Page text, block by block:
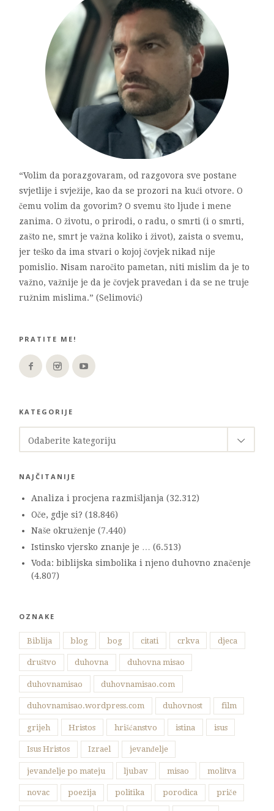
“Volim da porazgovaram, od razgovora sve postane
svjetlije i svježije, kao da se prozori na kući otvore. O
čemu volim da govorim? O svemu što ljude i mene
zanima. O životu, o prirodi, o radu, o smrti (i o smrti,
zašto ne, smrt je važna koliko i život), zaista o svemu,
jer teško da ima stvari o kojoj čovjek nikad nije
pomislio. Nisam naročito pametan, niti mislim da je to
važno, važnije je da je čovjek pravedan i da se ne truje
ružnim mislima.” (Selimović)
PRATITE ME!
KATEGORIJE
Odaberite kategoriju
NAJČITANIJE
Analiza i procjena razmišljanja (32.312)
Oče, gdje si? (18.846)
Naše okruženje (7.440)
Istinsko vjersko znanje je … (6.513)
Voda: biblijska simbolika i njeno duhovno značenje
(4.807)
OZNAKE
Biblija blog bog citati crkva djeca
društvo duhovna duhovna misao
duhovnamisao duhovnamisao.com
duhovnamisao.wordpress.com duhovnost film
grijeh Hristos hrišćanstvo istina isus
Isus Hristos Izrael jevanđelje
jevanđelje po mateju ljubav misao molitva
novac poezija politika porodica priče